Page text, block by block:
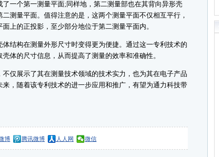
一个第一测量平面;同样地，第二测量部也在其背向异形壳
测量平面。值得注意的是，这两个测量平面不仅相互平行，
上的正投影，至少部分地位于第二测量平面内。
构在测量外形尺寸时变得更为便捷。通过这一专利技术的
体的尺寸信息，从而提高了测量的效率和准确性。
展示了其在测量技术领域的技术实力，也为其在电子产品
，随着该专利技术的进一步应用和推广，有望为通力科技带
博 腾讯微博 人人网 微信